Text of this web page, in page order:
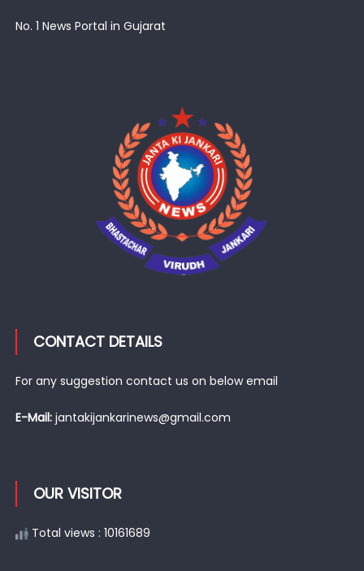
No. 1 News Portal in Gujarat
CONTACT DETAILS
For any suggestion contact us on below email
E-Mail: jantakijankarinews@gmail.com
OUR VISITOR
Total views : 10161689